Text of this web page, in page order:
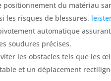
positionnement du matériau
les risques de blessures.
automatique
soudures précises.
les obstacles tels que les
et un déplacement